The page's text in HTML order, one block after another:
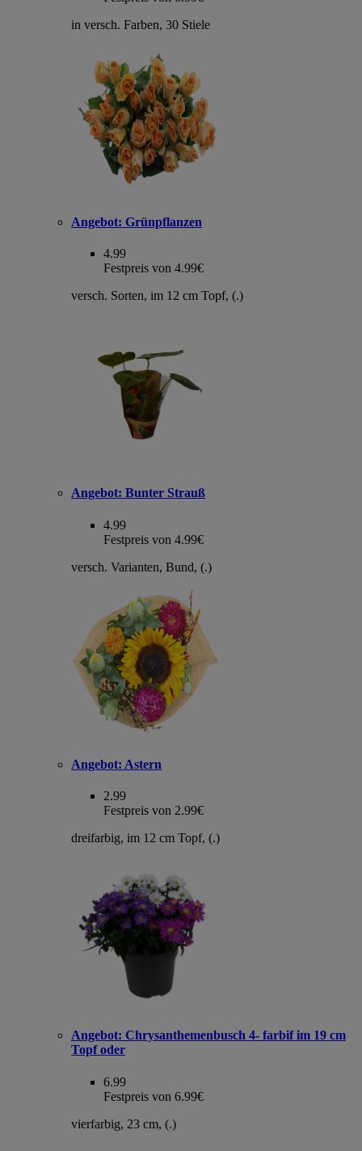
in versch. Farben, 30 Stiele
Angebot: Grünpflanzen
4.99
Festpreis von 4.99€
versch. Sorten, im 12 cm Topf, (.)
Angebot: Bunter Strauß
4.99
Festpreis von 4.99€
versch. Varianten, Bund, (.)
Angebot: Astern
2.99
Festpreis von 2.99€
dreifarbig, im 12 cm Topf, (.)
Angebot: Chrysanthemenbusch 4- farbif im 19 cm
Topf oder
6.99
Festpreis von 6.99€
vierfarbig, 23 cm, (.)